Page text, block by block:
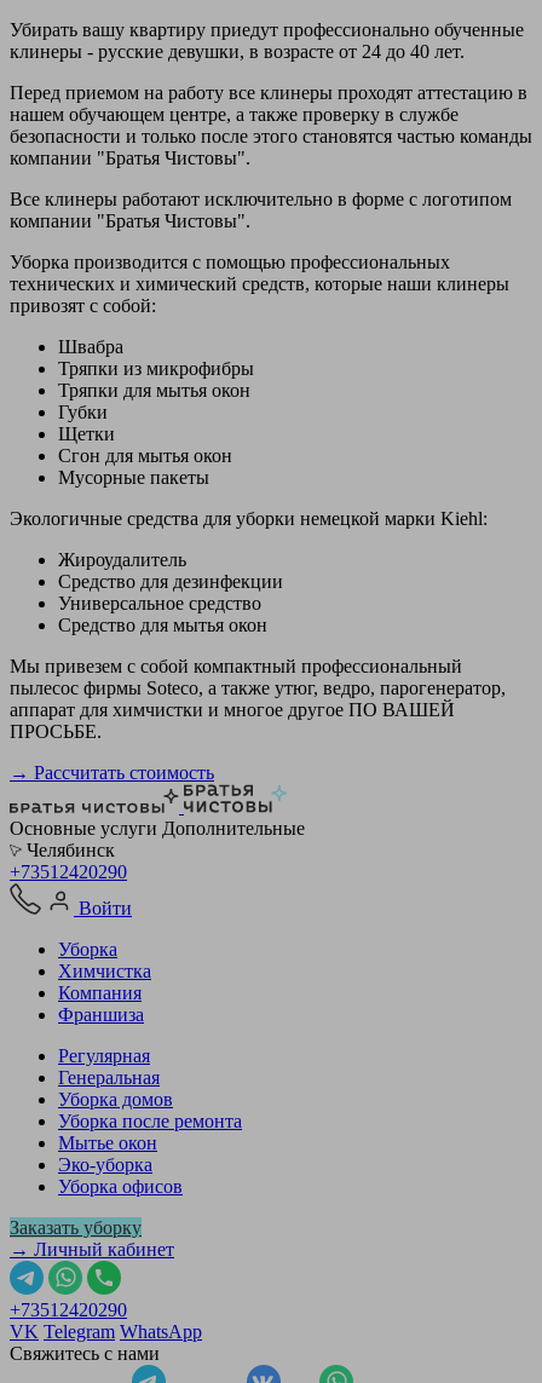
Убирать вашу квартиру приедут профессионально обученные
клинеры - русские девушки, в возрасте от 24 до 40 лет.
Перед приемом на работу все клинеры проходят аттестацию в
нашем обучающем центре, а также проверку в службе
безопасности и только после этого становятся частью команды
компании "Братья Чистовы".
Все клинеры работают исключительно в форме с логотипом
компании "Братья Чистовы".
Уборка производится с помощью профессиональных
технических и химический средств, которые наши клинеры
привозят с собой:
Швабра
Тряпки из микрофибры
Тряпки для мытья окон
Губки
Щетки
Сгон для мытья окон
Мусорные пакеты
Экологичные средства для уборки немецкой марки Kiehl:
Жироудалитель
Средство для дезинфекции
Универсальное средство
Средство для мытья окон
Мы привезем с собой компактный профессиональный
пылесос фирмы Soteco, а также утюг, ведро, парогенератор,
аппарат для химчистки и многое другое ПО ВАШЕЙ
ПРОСЬБЕ.
→ Рассчитать стоимость
Основные услуги Дополнительные
Челябинск
+73512420290
Войти
Уборка
Химчистка
Компания
Франшиза
Регулярная
Генеральная
Уборка домов
Уборка после ремонта
Мытье окон
Эко-уборка
Уборка офисов
Заказать уборку
→ Личный кабинет
+73512420290
VK Telegram WhatsApp
Свяжитесь с нами